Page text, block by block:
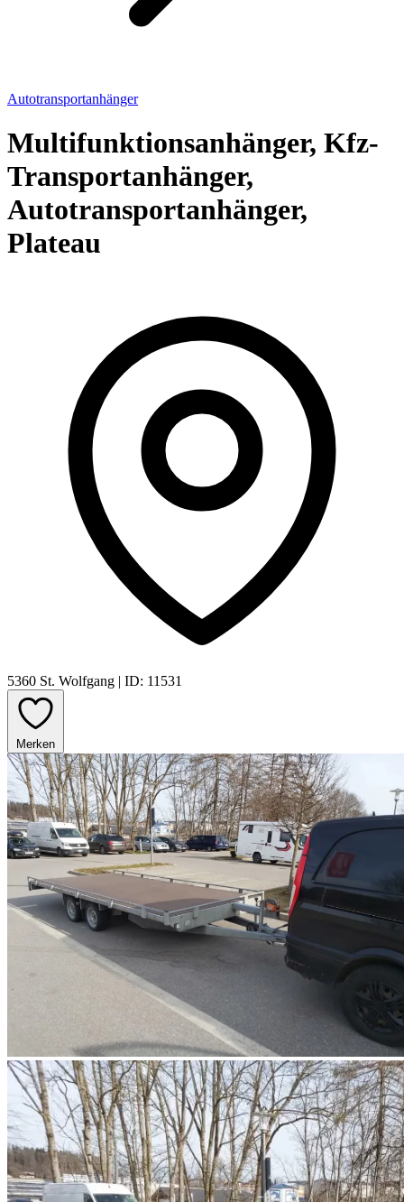
Autotransportanhänger
Multifunktionsanhänger, Kfz-
Transportanhänger,
Autotransportanhänger,
Plateau
5360 St. Wolfgang | ID: 11531
Merken